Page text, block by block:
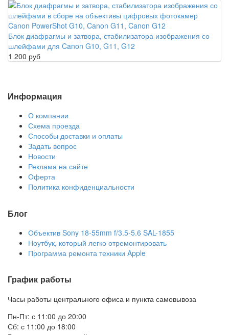
Блок диафрагмы и затвора, стабилизатора изображения со
шлейфами для Canon G10, G11, G12
1 200 руб
Информация
О компании
Схема проезда
Способы доставки и оплаты
Задать вопрос
Новости
Реклама на сайте
Оферта
Политика конфиденциальности
Блог
Объектив Sony 18-55mm f/3.5-5.6 SAL-1855
Ноутбук, который легко отремонтировать
Программа ремонта техники Apple
График работы
Часы работы центрального офиса и пункта самовывоза
Пн-Пт: с 11:00 до 20:00
Сб: с 11:00 до 18:00